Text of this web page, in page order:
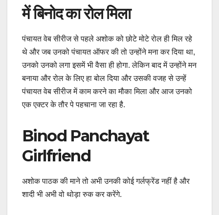
में बिनोद का रोल मिला
पंचायत वेब सीरीज से पहले अशोक को छोटे मोटे रोल ही मिल रहे
थे और जब उनको पंचायत ऑफर की तो उन्होंने मना कर दिया था,
उनको उनको लगा इसमें भी वैसा ही होगा. लेकिन बाद में उन्होंने मन
बनाया और रोल के लिए हा बोल दिया और उसकी वजह से उन्हें
पंचायत वेब सीरीज में काम करने का मौका मिला और आज उनको
एक एक्टर के तौर पे पहचाना जा रहा है.
Binod Panchayat
Girlfriend
अशोक पाठक की माने तो अभी उनकी कोई गर्लफ्रेंड नहीं है और
शादी भी अभी वो थोड़ा रुक कर करेंगे.